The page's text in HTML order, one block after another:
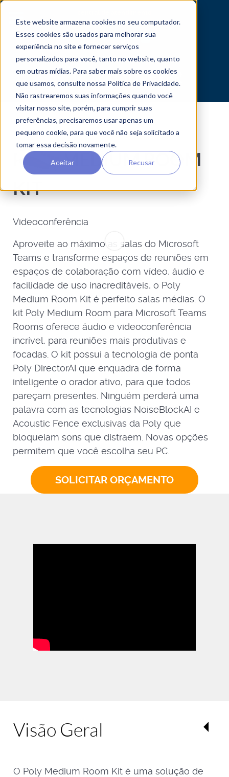
Este website armazena cookies no seu computador.
Esses cookies são usados ​​para melhorar sua
experiência no site e fornecer serviços
personalizados para você, tanto no website, quanto
em outras mídias. Para saber mais sobre os cookies
que usamos, consulte nossa Política de Privacidade.
Não rastrearemos suas informações quando você
visitar nosso site, porém, para cumprir suas
preferências, precisaremos usar apenas um
pequeno cookie, para que você não seja solicitado a
tomar essa decisão novamente.
Aceitar Recusar
POLY MEDIUM ROOM
KIT
Videoconferência
Aproveite ao máximo as salas do Microsoft
Teams e transforme espaços de reuniões em
espaços de colaboração com vídeo, áudio e
facilidade de uso inacreditáveis, o Poly
Medium Room Kit é perfeito salas médias. O
kit Poly Medium Room para Microsoft Teams
Rooms oferece áudio e videoconferência
incrível, para reuniões mais produtivas e
focadas. O kit possui a tecnologia de ponta
Poly DirectorAI que enquadra de forma
inteligente o orador ativo, para que todos
pareçam presentes. Ninguém perderá uma
palavra com as tecnologias NoiseBlockAI e
Acoustic Fence exclusivas da Poly que
bloqueiam sons que distraem. Novas opções
permitem que você escolha seu PC.
SOLICITAR ORÇAMENTO
Visão Geral
O Poly Medium Room Kit é uma solução de